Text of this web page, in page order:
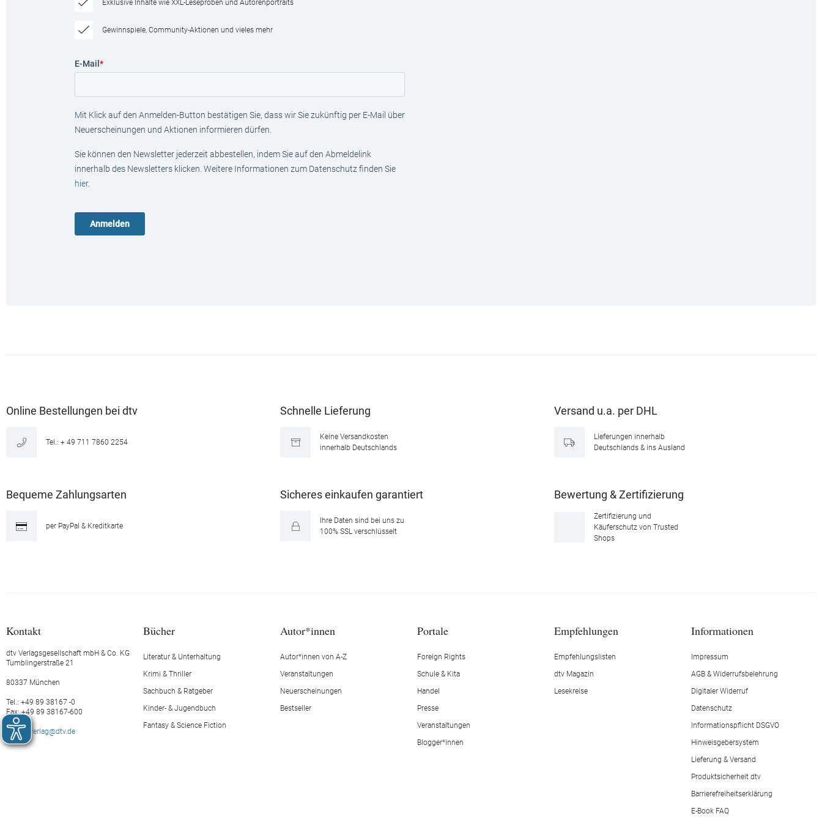
Exklusive Inhalte wie XXL-Leseproben und Autorenportraits
Gewinnspiele, Community-Aktionen und vieles mehr
E-Mail *
Mit Klick auf den Anmelden-Button bestätigen Sie, dass wir Sie zukünftig per E-Mail über
Neuerscheinungen und Aktionen informieren dürfen.
Sie können den Newsletter jederzeit abbestellen, indem Sie auf den Abmeldelink
innerhalb des Newsletters klicken. Weitere Informationen zum Datenschutz finden Sie
hier.
Online Bestellungen bei dtv
Tel.: + 49 711 7860 2254
Schnelle Lieferung
Keine Versandkosten
innerhalb Deutschlands
Versand u.a. per DHL
Lieferungen innerhalb
Deutschlands & ins Ausland
Bequeme Zahlungsarten
per PayPal & Kreditkarte
Sicheres einkaufen garantiert
Ihre Daten sind bei uns zu
100% SSL verschlüsselt
Bewertung & Zertifizierung
Zertifizierung und
Käuferschutz von Trusted
Shops
Kontakt
dtv Verlagsgesellschaft mbH & Co. KG
Tumblingerstraße 21
80337 München
Tel.: +49 89 38167 -0
Fax: +49 89 38167-600
E-Mail: verlag@dtv.de
Bücher
Literatur & Unterhaltung
Krimi & Thriller
Sachbuch & Ratgeber
Kinder- & Jugendbuch
Fantasy & Science Fiction
Autor*innen
Autor*innen von A-Z
Veranstaltungen
Neuerscheinungen
Bestseller
Portale
Foreign Rights
Schule & Kita
Handel
Presse
Veranstaltungen
Blogger*innen
Empfehlungen
Empfehlungslisten
dtv Magazin
Lesekreise
Informationen
Impressum
AGB & Widerrufsbelehrung
Digitaler Widerruf
Datenschutz
Informationspflicht DSGVO
Hinweisgebersystem
Lieferung & Versand
Produktsicherheit dtv
Barrierefreiheitserklärung
E-Book FAQ